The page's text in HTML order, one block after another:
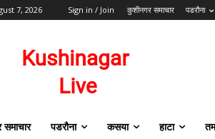
7, 2026 Sign in / Join कुशीनगर समाचार पडरौना
पडरौना कसया हाटा